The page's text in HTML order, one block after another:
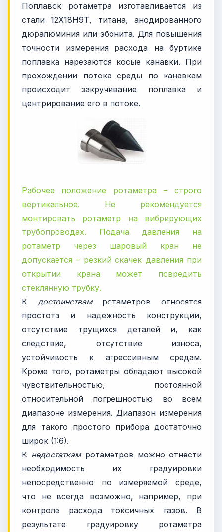
Поплавок ротаметра изготавливается из
стали 12Х18Н9Т, титана, анодированного
дюралюминия или эбонита. Для повышения
точности измерения расхода на буртике
поплавка нарезаются косые канавки. При
прохождении потока среды по канавкам
происходит закручивание поплавка и
центрирование его в потоке.
Рабочее положение ротаметра – строго
вертикальное. Не рекомендуется
монтировать ротаметр на вибрирующих
трубопроводах. Подача давления на
ротаметр через шаровый кран не
допускается – резкий скачек давления при
открытии крана может повредить
стеклянную трубку.
К достоинствамротаметров относятся
простота и надежность конструкции,
отсутствие трущихся деталей и, как
следствие, отсутствие износа,
устойчивость к агрессивным средам.
Кроме того, ротаметры обладают высокой
чувствительностью, постоянной
относительной погрешностью во всем
диапазоне измерения. Диапазон измерения
для такого простого прибора достаточно
широк (1:6).
К недостаткамротаметров можно отнести
необходимость их градуировки
непосредственно по измеряемой среде,
что не всегда возможно, например, при
контроле расхода токсичных газов. В
результате градуировку ротаметра